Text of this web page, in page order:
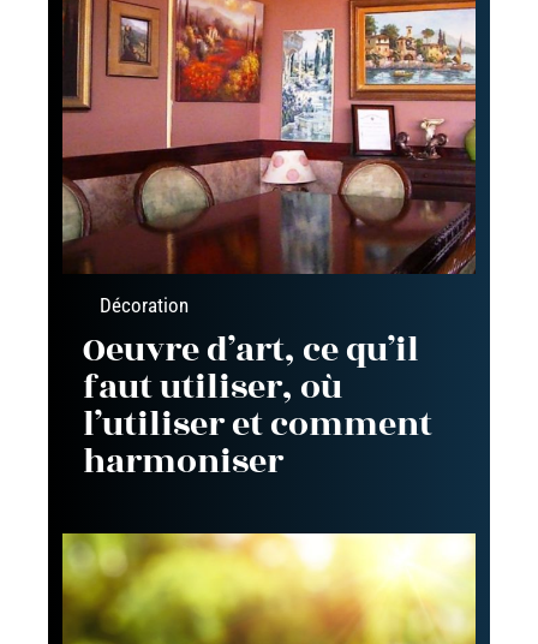
Décoration
Oeuvre d’art, ce qu’il
faut utiliser, où
l’utiliser et comment
harmoniser